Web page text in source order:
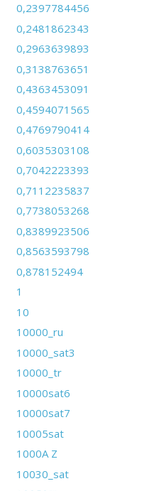
0,2397784456
0,2481862343
0,2963639893
0,3138763651
0,4363453091
0,4594071565
0,4769790414
0,6035303108
0,7042223393
0,7112235837
0,7738053268
0,8389923506
0,8563593798
0,878152494
1
10
10000_ru
10000_sat3
10000_tr
10000sat6
10000sat7
10005sat
1000A Z
10030_sat